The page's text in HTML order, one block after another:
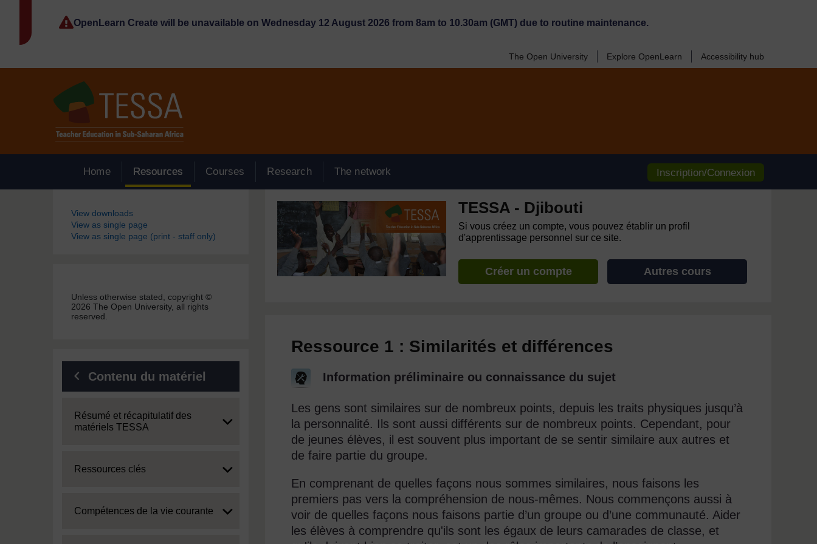
OpenLearn Create will be unavailable on Wednesday 12 August 2026 from 8am to 10.30am (GMT) due to routine maintenance.
The Open University Explore OpenLearn Accessibility hub
Home Resources Courses Research The network Inscription/Connexion
Blocs
View downloads
View as single page
View as single page (print - staff only)
Unless otherwise stated, copyright ©
2026 The Open University, all rights
reserved.
Contenu du matériel
Expand
Résumé et récapitulatif des
matériels TESSA
Expand
Ressources clés
Expand
Compétences de la vie courante
TESSA - Djibouti
Si vous créez un compte, vous pouvez établir un profil
d'apprentissage personnel sur ce site.
Créer un compte Autres cours
Ressource 1 : Similarités et différences
Information préliminaire ou connaissance du sujet
Les gens sont similaires sur de nombreux points, depuis les traits physiques jusqu’à
la personnalité. Ils sont aussi différents sur de nombreux points. Cependant, pour
de jeunes élèves, il est souvent plus important de se sentir similaire aux autres et
de faire partie du groupe.
En comprenant de quelles façons nous sommes similaires, nous faisons les
premiers pas vers la compréhension de nous-mêmes. Nous commençons aussi à
voir de quelles façons nous faisons partie d’un groupe ou d’une communauté. Aider
les élèves à comprendre qu'ils sont les égaux de leurs camarades de classe, et